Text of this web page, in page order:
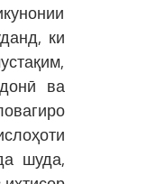
ки
ва
шуда,